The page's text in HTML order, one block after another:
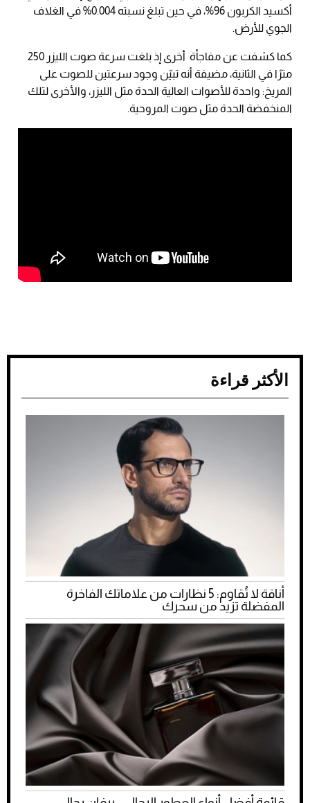
أكسيد الكربون 96%، في حين تبلغ نسبته 0.004% في الغلاف
الجوي للأرض.
كما كشفت عن مفاجأة أخرى إذ بلغت سرعة صوت الليزر 250
مترًا في الثانية، مضيفة أنه تبيّن وجود سرعتين للصوت على
المريخ: واحدة للأصوات العالية الحدة مثل الليزر، والأخرى لتلك
المنخفضة الحدة مثل صوت المروحية.
الأكثر قراءة
أناقة لا تُقاوم: 5 نظارات من علاماتك الفاخرة
المفضلة تزيد من سحرك